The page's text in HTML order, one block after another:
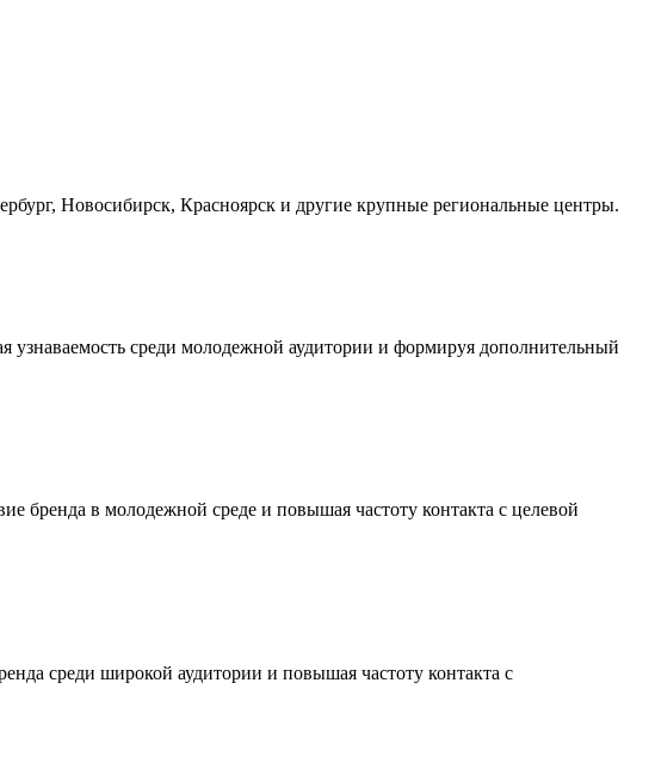
Новосибирск, Красноярск и другие крупные региональные центры.
узнаваемость среди молодежной аудитории и формируя дополнительный
бренда в молодежной среде и повышая частоту контакта с целевой
среди широкой аудитории и повышая частоту контакта с